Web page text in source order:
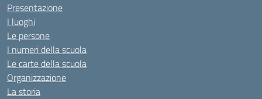
Presentazione
I luoghi
Le persone
I numeri della scuola
Le carte della scuola
Organizzazione
La storia